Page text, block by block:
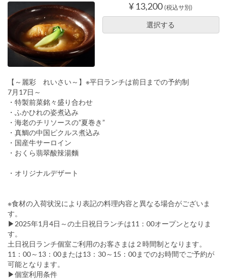
¥ 13,200 (税込サ別)
選択する
【～麗彩 れいさい～】※平日ランチは前日までの予約制
7月17日～
・特製前菜銘々盛り合わせ
・ふかひれの姿煮込み
・海老のチリソースの”夏巻き”
・真鯛の中国ピクルス煮込み
・国産牛サーロイン
・おくら翡翠酸辣湯麵
・オリジナルデザート
※食材の入荷状況により表記の料理内容と異なる場合がございま
す。
▶2025年1月4日～の土日祝日ランチは11：00オープンとなりま
す。
土日祝日ランチ個室ご利用のお客さまは２時間制となります。
11：00～13：00または13：30～15：00までのお時間でご予約が
可能となります。
▶個室利用条件